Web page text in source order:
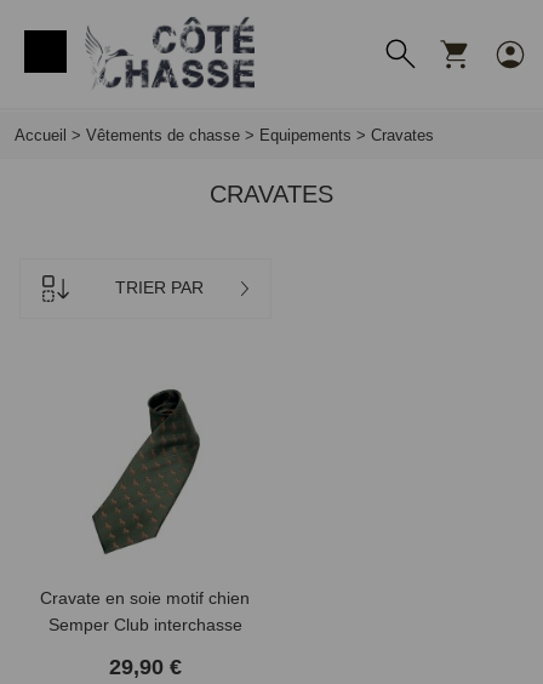
Accueil > Vêtements de chasse > Equipements > Cravates
CRAVATES
TRIER PAR
Cravate en soie motif chien
Semper Club interchasse
29,90 €